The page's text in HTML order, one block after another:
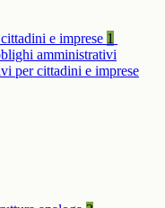
e imprese 1
amministrativi
per cittadini e imprese